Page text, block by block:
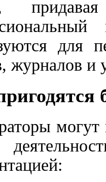
для
журналов и
могут